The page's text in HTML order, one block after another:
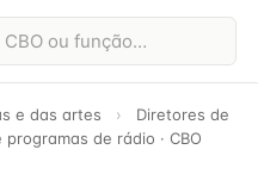
e das artes ›
Diretores de
programas de rádio · CBO